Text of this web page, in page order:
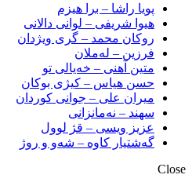
پویا راشا – برا هیزم
هیوا شریفی – لوانی دالانی
روکان محمد – گری ویژدان
فرزین – لەملان
متین آهنی – خەیالی تو
حسن هیاس – کیژی بوکان
میران علی – جوانی کوردان
سهند – نەمانزانی
عزیز ویسی – قژ لوول
گەشتیار کاوە – شەو و روژ
Close